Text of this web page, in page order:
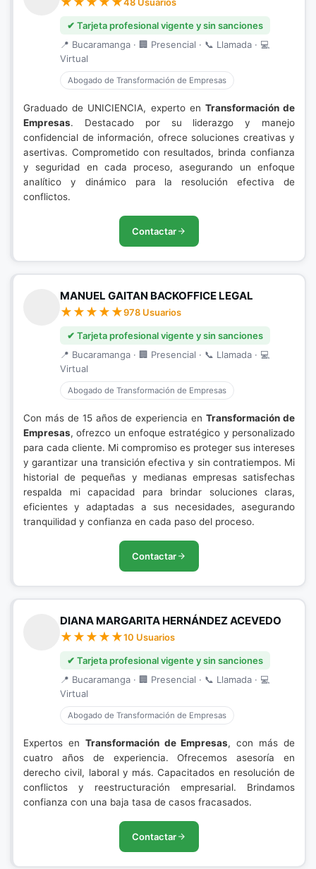
✔ Tarjeta profesional vigente y sin sanciones
📍 Bucaramanga · 🏢 Presencial · 📞 Llamada · 💻
Virtual
Abogado de Transformación de Empresas
Graduado de UNICIENCIA, experto en Transformación de
Empresas. Destacado por su liderazgo y manejo
confidencial de información, ofrece soluciones creativas y
asertivas. Comprometido con resultados, brinda confianza
y seguridad en cada proceso, asegurando un enfoque
analítico y dinámico para la resolución efectiva de
conflictos.
Contactar
MANUEL GAITAN BACKOFFICE LEGAL
978 Usuarios
✔ Tarjeta profesional vigente y sin sanciones
📍 Bucaramanga · 🏢 Presencial · 📞 Llamada · 💻
Virtual
Abogado de Transformación de Empresas
Con más de 15 años de experiencia enTransformación de
Empresas, ofrezco un enfoque estratégico y personalizado
para cada cliente. Mi compromiso es proteger sus intereses
y garantizar una transición efectiva y sin contratiempos. Mi
historial de pequeñas y medianas empresas satisfechas
respalda mi capacidad para brindar soluciones claras,
eficientes y adaptadas a sus necesidades, asegurando
tranquilidad y confianza en cada paso del proceso.
Contactar
DIANA MARGARITA HERNÁNDEZ ACEVEDO
10 Usuarios
✔ Tarjeta profesional vigente y sin sanciones
📍 Bucaramanga · 🏢 Presencial · 📞 Llamada · 💻
Virtual
Abogado de Transformación de Empresas
Expertos en Transformación de Empresas, con más de
cuatro años de experiencia. Ofrecemos asesoría en
derecho civil, laboral y más. Capacitados en resolución de
conflictos y reestructuración empresarial. Brindamos
confianza con una baja tasa de casos fracasados.
Contactar